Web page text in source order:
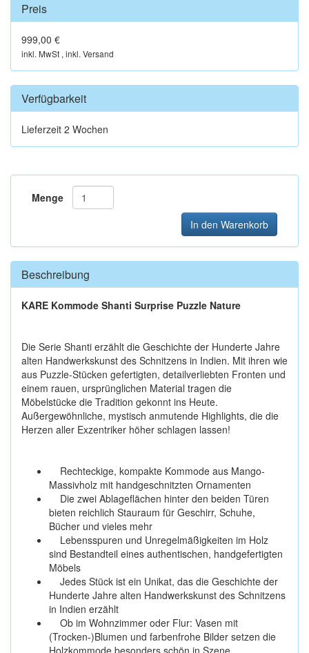
Preis
999,00 €
inkl. MwSt , inkl. Versand
Verfügbarkeit
Lieferzeit 2 Wochen
Menge
In den Warenkorb
Beschreibung
KARE Kommode Shanti Surprise Puzzle Nature
Die Serie Shanti erzählt die Geschichte der Hunderte Jahre
alten Handwerkskunst des Schnitzens in Indien. Mit ihren wie
aus Puzzle-Stücken gefertigten, detailverliebten Fronten und
einem rauen, ursprünglichen Material tragen die
Möbelstücke die Tradition gekonnt ins Heute.
Außergewöhnliche, mystisch anmutende Highlights, die die
Herzen aller Exzentriker höher schlagen lassen!
Rechteckige, kompakte Kommode aus Mango-
Massivholz mit handgeschnitzten Ornamenten
Die zwei Ablageflächen hinter den beiden Türen
bieten reichlich Stauraum für Geschirr, Schuhe,
Bücher und vieles mehr
Lebensspuren und Unregelmäßigkeiten im Holz
sind Bestandteil eines authentischen, handgefertigten
Möbels
Jedes Stück ist ein Unikat, das die Geschichte der
Hunderte Jahre alten Handwerkskunst des Schnitzens
in Indien erzählt
Ob im Wohnzimmer oder Flur: Vasen mit
(Trocken-)Blumen und farbenfrohe Bilder setzen die
Holzkommode besonders schön in Szene